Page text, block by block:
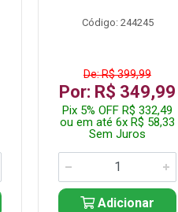
Código: 244245
De: R$ 399,99
Por: R$ 349,99
Pix 5% OFF R$ 332,49
ou em até 6x R$ 58,33
Sem Juros
Adicionar